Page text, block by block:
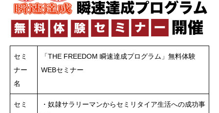
セミ
ナー
名
「THE FREEDOM 瞬速達成プログラム」無料体験
WEBセミナー
セミ
・奴隷サラリーマンからセミリタイア生活への成功事